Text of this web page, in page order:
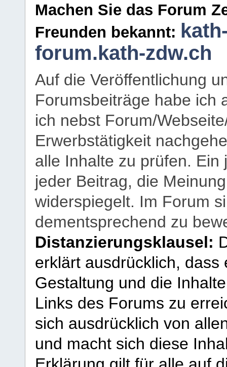
Machen Sie das Forum
Freunden bekannt:
forum.kath-zdw.ch
Auf die Veröffentlichung
Forumsbeiträge habe ich
ich nebst Forum/
Erwerbstätigkeit
alle Inhalte zu prüfen.
jeder Beitrag, die
widerspiegelt. Im Forum
dementsprechend zu
Distanzierungsklausel:
erklärt ausdrücklich,
Gestaltung und die
Links des Forums zu
sich ausdrücklich von
und macht sich diese